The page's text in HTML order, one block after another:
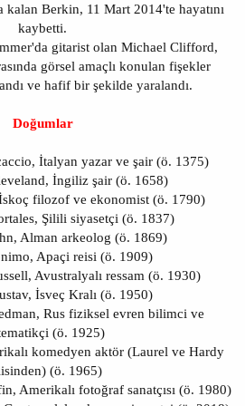
Berkin, 11 Mart 2014'te hayatını
kaybetti.
gitarist olan Michael Clifford,
görsel amaçlı konulan fişekler
ve hafif bir şekilde yaralandı.
Doğumlar
İtalyan yazar ve şair (ö. 1375)
İngiliz şair (ö. 1658)
filozof ve ekonomist (ö. 1790)
Şilili siyasetçi (ö. 1837)
Alman arkeolog (ö. 1869)
Apaçi reisi (ö. 1909)
Avustralyalı ressam (ö. 1930)
İsveç Kralı (ö. 1950)
Rus fiziksel evren bilimci ve
(ö. 1925)
komedyen aktör (Laurel ve Hardy
(ö. 1965)
Amerikalı fotoğraf sanatçısı (ö. 1980)